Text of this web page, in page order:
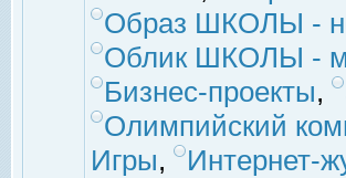
Образ ШКОЛЫ -
Облик ШКОЛЫ -
Бизнес-проекты,
Олимпийский
Игры, Интернет-